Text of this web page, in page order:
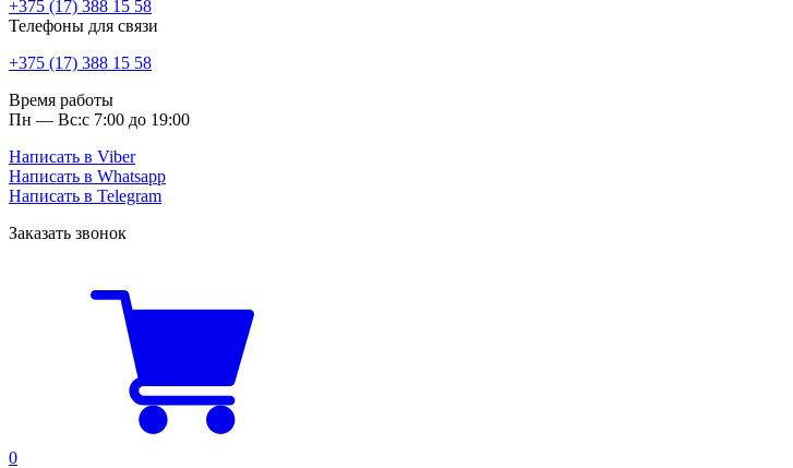
+375 (17) 388 15 58
Телефоны для связи
+375 (17) 388 15 58
Время работы
Пн — Вс:с 7:00 до 19:00
Написать в Viber
Написать в Whatsapp
Написать в Telegram
Заказать звонок
0